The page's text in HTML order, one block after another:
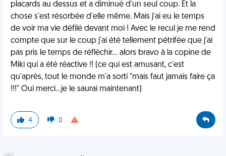
placards au dessus et a diminué d'un seul coup. Et la
chose s'est résorbée d'elle même. Mais j'ai eu le temps
de voir ma vie défilé devant moi ! Avec le recul je me rend
compte que sur le coup j'ai été tellement pétrifée que j'ai
pas pris le temps de réfléchir... alors bravo à la copine de
Miki qui a été réactive !! (ce qui est amusant, c'est
qu'après, tout le monde m'a sorti "mais faut jamais faire ça
!!!" Oui merci...je le saurai maintenant)
4 0